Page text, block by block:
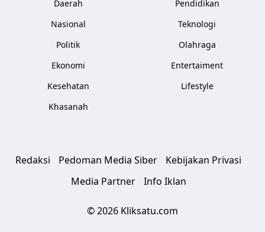
Daerah
Nasional
Politik
Ekonomi
Kesehatan
Khasanah
Pendidikan
Teknologi
Olahraga
Entertaiment
Lifestyle
Redaksi Pedoman Media Siber
Kebijakan Privasi
Media Partner
Info Iklan
© 2026 Kliksatu.com